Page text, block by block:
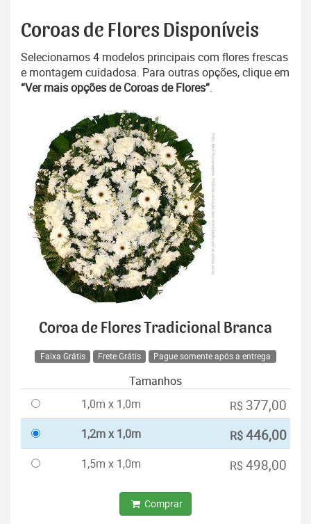
Coroas de Flores Disponíveis
Selecionamos 4 modelos principais com flores frescas
e montagem cuidadosa. Para outras opções, clique em
“Ver mais opções de Coroas de Flores”.
Coroa de Flores Tradicional Branca
Faixa Grátis Frete Grátis Pague somente após a entrega
Tamanhos
1,0m x 1,0m
R$ 377,00
1,2m x 1,0m R$446,00
1,5m x 1,0m R$ 498,00
Comprar